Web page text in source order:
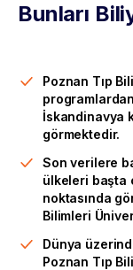
Bunları
Poznan Tıp
İskandinavya
görmektedir.
Son verilere
ülkeleri başta
noktasında
Bilimleri
Dünya
Poznan Tıp